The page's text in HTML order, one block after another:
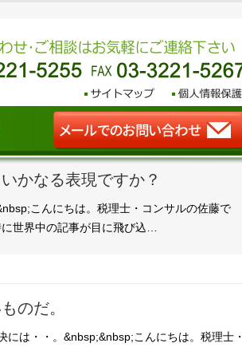
かなる表現ですか？
こんにちは。税理士・コンサルの佐藤で
世界中の記事が目に飛び込…
のだ。
は・・。&nbsp;&nbsp;こんにちは。税理士・